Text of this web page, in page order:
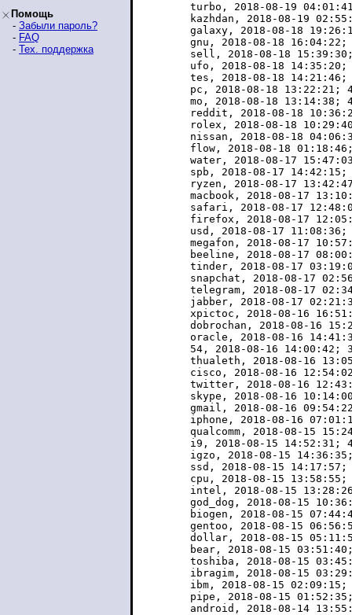
Помощь
- Забыли пароль?
- FAQ
- Тех. поддержка
turbo, 2018-08-19
kazhdan, 2018-08-19
galaxy, 2018-08-18
gnu, 2018-08-18 16:04:22;
sell, 2018-08-18
ufo, 2018-08-18 14:35:20;
tes, 2018-08-18 14:21:46;
pc, 2018-08-18 13:22:21;
mo, 2018-08-18 13:14:38;
reddit, 2018-08-18
rolex, 2018-08-18
nissan, 2018-08-18
flow, 2018-08-18
water, 2018-08-17
spb, 2018-08-17 14:42:15;
ryzen, 2018-08-17
macbook, 2018-08-17
safari, 2018-08-17
firefox, 2018-08-17
usd, 2018-08-17 11:08:36;
megafon, 2018-08-17
beeline, 2018-08-17
tinder, 2018-08-17
snapchat, 2018-08-17
telegram, 2018-08-17
jabber, 2018-08-17
xpictoc, 2018-08-16
dobrochan, 2018-08-16
oracle, 2018-08-16
54, 2018-08-16 14:00:42;
thualeth, 2018-08-16
cisco, 2018-08-16
twitter, 2018-08-16
skype, 2018-08-16
gmail, 2018-08-16
iphone, 2018-08-16
qualcomm, 2018-08-15
i9, 2018-08-15 14:52:31;
igzo, 2018-08-15
ssd, 2018-08-15 14:17:57;
cpu, 2018-08-15 13:58:55;
intel, 2018-08-15
god_dog, 2018-08-15
biogen, 2018-08-15
gentoo, 2018-08-15
dollar, 2018-08-15
bear, 2018-08-15
toshiba, 2018-08-15
ibragim, 2018-08-15
ibm, 2018-08-15 02:09:15;
pipe, 2018-08-15
android, 2018-08-14